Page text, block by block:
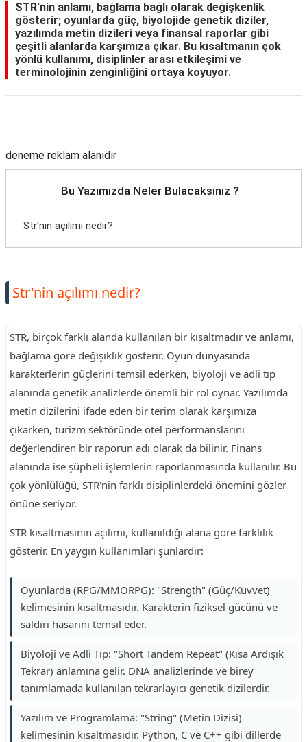
STR'nin anlamı, bağlama bağlı olarak değişkenlik
gösterir; oyunlarda güç, biyolojide genetik diziler,
yazılımda metin dizileri veya finansal raporlar gibi
çeşitli alanlarda karşımıza çıkar. Bu kısaltmanın çok
yönlü kullanımı, disiplinler arası etkileşimi ve
terminolojinin zenginliğini ortaya koyuyor.
deneme reklam alanıdır
Bu Yazımızda Neler Bulacaksınız ?
Str'nin açılımı nedir?
Str'nin açılımı nedir?
STR, birçok farklı alanda kullanılan bir kısaltmadır ve anlamı,
bağlama göre değişiklik gösterir. Oyun dünyasında
karakterlerin güçlerini temsil ederken, biyoloji ve adli tıp
alanında genetik analizlerde önemli bir rol oynar. Yazılımda
metin dizilerini ifade eden bir terim olarak karşımıza
çıkarken, turizm sektöründe otel performanslarını
değerlendiren bir raporun adı olarak da bilinir. Finans
alanında ise şüpheli işlemlerin raporlanmasında kullanılır. Bu
çok yönlülüğü, STR'nin farklı disiplinlerdeki önemini gözler
önüne seriyor.
STR kısaltmasının açılımı, kullanıldığı alana göre farklılık
gösterir. En yaygın kullanımları şunlardır:
Oyunlarda (RPG/MMORPG): "Strength" (Güç/Kuvvet)
kelimesinin kısaltmasıdır. Karakterin fiziksel gücünü ve
saldırı hasarını temsil eder.
Biyoloji ve Adli Tıp: "Short Tandem Repeat" (Kısa Ardışık
Tekrar) anlamına gelir. DNA analizlerinde ve birey
tanımlamada kullanılan tekrarlayıcı genetik dizilerdir.
Yazılım ve Programlama: "String" (Metin Dizisi)
kelimesinin kısaltmasıdır. Python, C ve C++ gibi dillerde